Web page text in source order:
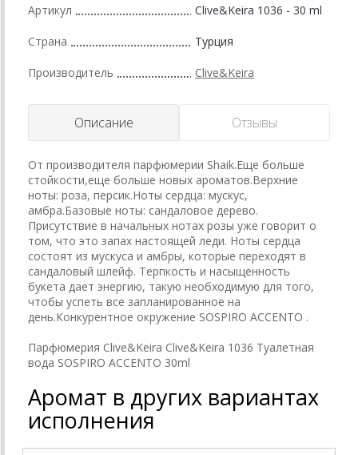
Артикул Clive&Keira 1036 - 30 ml
Страна Турция
Производитель Clive&Keira
Описание Отзывы
От производителя парфюмерии Shaik.Еще больше
стойкости,еще больше новых ароматов.Верхние
ноты: роза, персик.Ноты сердца: мускус,
амбра.Базовые ноты: сандаловое дерево.
Присутствие в начальных нотах розы уже говорит о
том, что это запах настоящей леди. Ноты сердца
состоят из мускуса и амбры, которые переходят в
сандаловый шлейф. Терпкость и насыщенность
букета дает энергию, такую необходимую для того,
чтобы успеть все запланированное на
день.Конкурентное окружение SOSPIRO ACCENTO .
Парфюмерия Clive&Keira Clive&Keira 1036 Туалетная
вода SOSPIRO ACCENTO 30ml
Аромат в других вариантах
исполнения